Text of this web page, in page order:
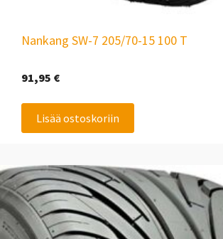
Nankang SW-7 205/70-15 100 T
91,95 €
Lisää ostoskoriin